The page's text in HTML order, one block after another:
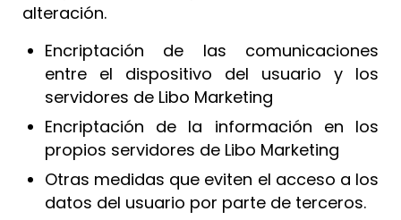
alteración.
Encriptación de las comunicaciones
entre el dispositivo del usuario y los
servidores de Libo Marketing
Encriptación de la información en los
propios servidores de Libo Marketing
Otras medidas que eviten el acceso a los
datos del usuario por parte de terceros.